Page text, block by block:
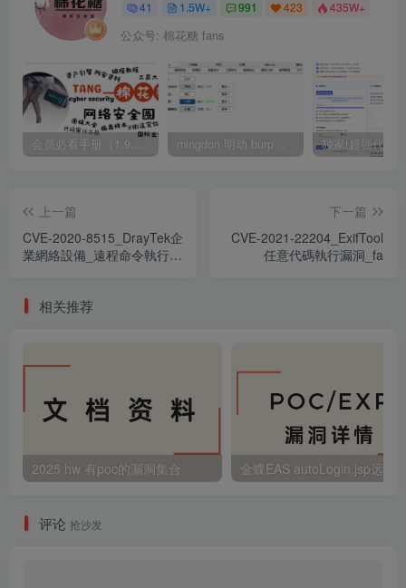
41 1.5W+ 991 423 435W+
公众号: 棉花糖 fans
会员必看手册（1.9.0版本 26.4.5更新） mingdon 明动 burp插件0.2.6版本 本地时间校验去除版
上一篇
CVE-2020-8515_DrayTek企
業網絡設備_遠程命令執行漏
下一篇
CVE-2021-22204_ExifTool
任意代碼執行漏洞_fa
相关推荐
2025 hw 有poc的漏洞集合
评论 抢沙发